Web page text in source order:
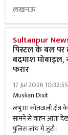
लखनऊ
Sultanpur
पिस्टल के बल पर
बदमाश
फरार
17 Jul 2026 10:32:55
Muskan Dixit
लंभुआ कोतवाली क्षेत्र
सामने से वाहन आता
पुलिस जांच में जुटी।